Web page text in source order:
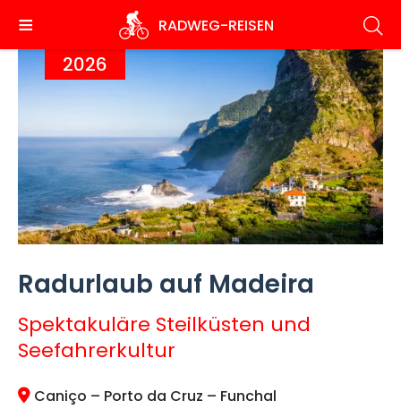
zum
Inhalt
RADWEG-REISEN
2026
Radurlaub auf Madeira
Spektakuläre Steilküsten und
Seefahrerkultur
Caniço – Porto da Cruz – Funchal